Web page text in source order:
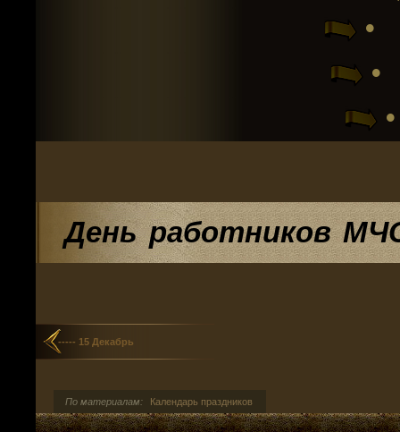
•
•
День работников
----- 15 Декабрь
По материалам: Календарь праздников